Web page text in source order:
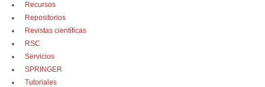
Recursos
Repositorios
Revistas científicas
RSC
Servicios
SPRINGER
Tutoriales